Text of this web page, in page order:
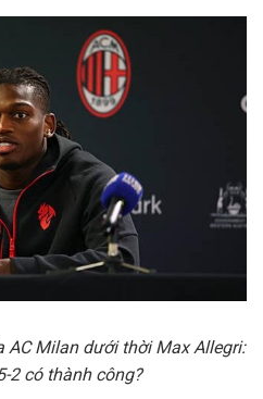
AC Milan dưới thời Max Allegri:
2 có thành công?